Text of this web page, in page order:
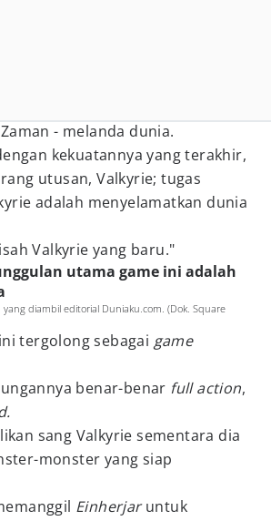
- melanda dunia.
kekuatannya yang terakhir,
utusan, Valkyrie; tugas
adalah menyelamatkan dunia
Valkyrie yang baru."
utama game ini adalah
yang diambil editorial Duniaku.com. (Dok. Square
ini tergolong sebagai game
benar-benar fullaction,
sang Valkyrie sementara dia
monster yang siap
Einherjaruntuk